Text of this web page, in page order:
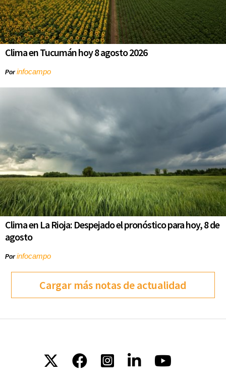
Clima en Tucumán hoy 8 agosto 2026
Porinfocampo
Clima en La Rioja: Despejado el pronóstico para hoy, 8 de
agosto
Porinfocampo
Cargar más notas de actualidad